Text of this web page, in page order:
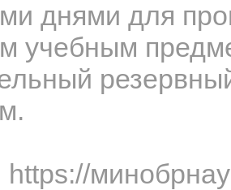
днями для
учебным
https://